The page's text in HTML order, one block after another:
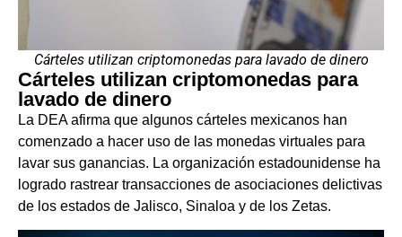
Cárteles utilizan criptomonedas para lavado de dinero
Cárteles utilizan criptomonedas para
lavado de dinero
La DEA afirma que algunos cárteles mexicanos han
comenzado a hacer uso de las monedas virtuales para
lavar sus ganancias. La organización estadounidense ha
logrado rastrear transacciones de asociaciones delictivas
de los estados de Jalisco, Sinaloa y de los Zetas.